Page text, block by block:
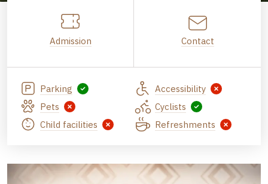
Admission Contact
Parking
Accessibility
Pets
Cyclists
Child facilities
Refreshments